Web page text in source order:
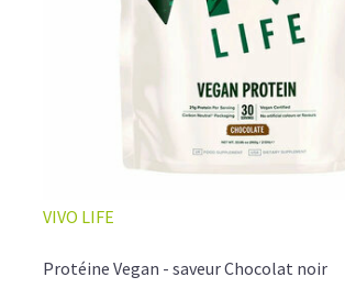
VIVO LIFE
Protéine Vegan - saveur Chocolat noir